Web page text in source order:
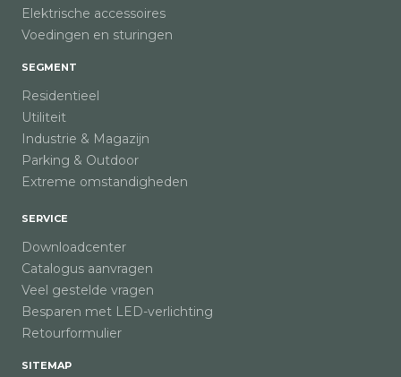
Elektrische accessoires
Voedingen en sturingen
SEGMENT
Residentieel
Utiliteit
Industrie & Magazijn
Parking & Outdoor
Extreme omstandigheden
SERVICE
Downloadcenter
Catalogus aanvragen
Veel gestelde vragen
Besparen met LED-verlichting
Retourformulier
SITEMAP